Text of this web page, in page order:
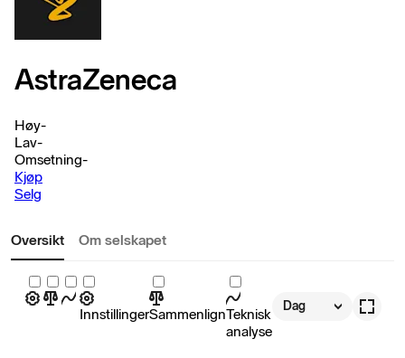
AstraZeneca
Høy-
Lav-
Omsetning-
Kjøp
Selg
Oversikt Om selskapet
InnstillingerSammenlignTeknisk
analyse
Dag